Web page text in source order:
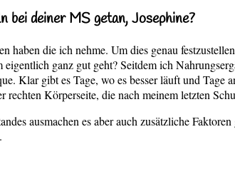
bei deiner MS getan, Josephine?
die ich nehme. Um dies genau
ganz gut geht? Seitdem ich
Klar gibt es Tage, wo es besser läuft und Tage
Körperseite, die nach meinem letzten
ausmachen es aber auch zusätzliche